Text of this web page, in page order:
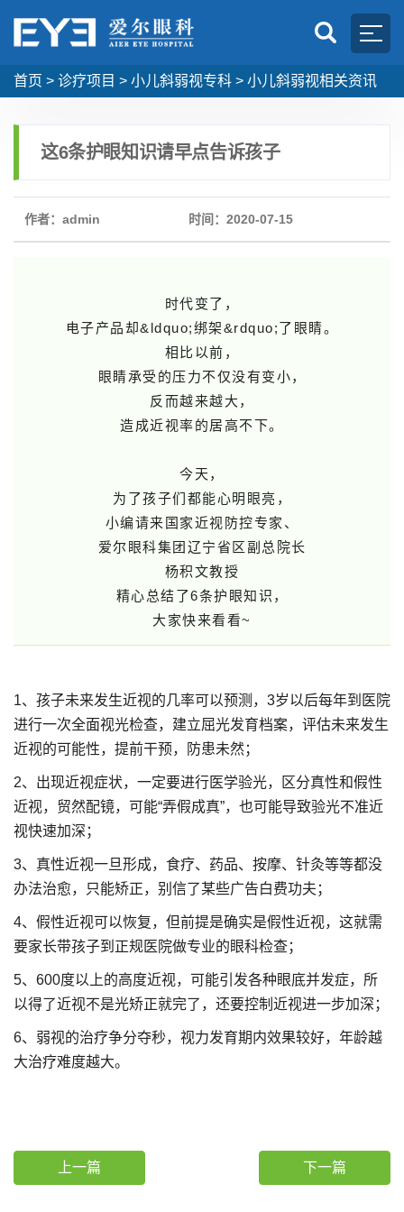
首页 > 诊疗项目 > 小儿斜弱视专科 > 小儿斜弱视相关资讯
这6条护眼知识请早点告诉孩子
作者：admin 时间：2020-07-15
时代变了，
电子产品却&ldquo;绑架&rdquo;了眼睛。
相比以前，
眼睛承受的压力不仅没有变小，
反而越来越大，
造成近视率的居高不下。
今天，
为了孩子们都能心明眼亮，
小编请来国家近视防控专家、
爱尔眼科集团辽宁省区副总院长
杨积文教授
精心总结了6条护眼知识，
大家快来看看~
1、孩子未来发生近视的几率可以预测，3岁以后每年到医院
进行一次全面视光检查，建立屈光发育档案，评估未来发生
近视的可能性，提前干预，防患未然；
2、出现近视症状，一定要进行医学验光，区分真性和假性
近视，贸然配镜，可能“弄假成真”，也可能导致验光不准近
视快速加深；
3、真性近视一旦形成，食疗、药品、按摩、针灸等等都没
办法治愈，只能矫正，别信了某些广告白费功夫；
4、假性近视可以恢复，但前提是确实是假性近视，这就需
要家长带孩子到正规医院做专业的眼科检查；
5、600度以上的高度近视，可能引发各种眼底并发症，所
以得了近视不是光矫正就完了，还要控制近视进一步加深；
6、弱视的治疗争分夺秒，视力发育期内效果较好，年龄越
大治疗难度越大。
上一篇 下一篇